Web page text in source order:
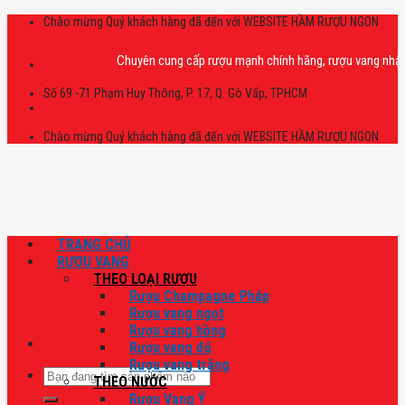
Skip
Chào mừng Quý khách hàng đã đến với WEBSITE HẦM RƯỢU NGON
Chuyên cung cấp rượu mạnh chính hãng, rượu vang nhập
Số 69 -71 Phạm Huy Thông, P. 17, Q. Gò Vấp, TPHCM
Chào mừng Quý khách hàng đã đến với WEBSITE HẦM RƯỢU NGON
Tìm
kiếm:
TRANG CHỦ
RƯỢU VANG
THEO LOẠI RƯỢU
Rượu Champagne Pháp
Rượu vang ngọt
Rượu vang hồng
Rượu vang đỏ
Rượu vang trắng
THEO NƯỚC
Rượu Vang Ý